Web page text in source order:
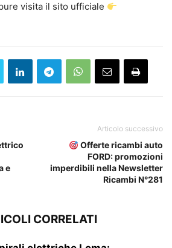
visita il sito ufficiale
e
Articolo successivo
Offerte ricambi auto
FORD: promozioni
imperdibili nella Newsletter
Ricambi N°281
CORRELATI